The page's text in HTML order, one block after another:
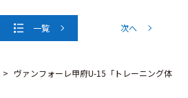
一覧 次へ
ヴァンフォーレ甲府U-15「トレーニング体